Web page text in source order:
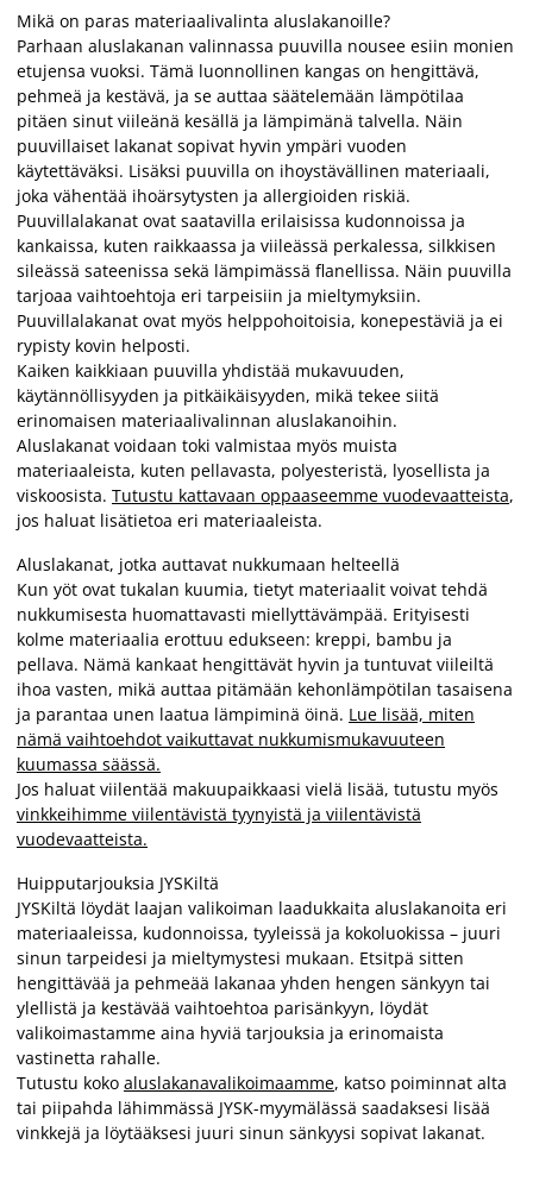
Mikä on paras materiaalivalinta aluslakanoille?
Parhaan aluslakanan valinnassa puuvilla nousee esiin monien
etujensa vuoksi. Tämä luonnollinen kangas on hengittävä,
pehmeä ja kestävä, ja se auttaa säätelemään lämpötilaa
pitäen sinut viileänä kesällä ja lämpimänä talvella. Näin
puuvillaiset lakanat sopivat hyvin ympäri vuoden
käytettäväksi. Lisäksi puuvilla on ihoystävällinen materiaali,
joka vähentää ihoärsytysten ja allergioiden riskiä.
Puuvillalakanat ovat saatavilla erilaisissa kudonnoissa ja
kankaissa, kuten raikkaassa ja viileässä perkalessa, silkkisen
sileässä sateenissa sekä lämpimässä flanellissa. Näin puuvilla
tarjoaa vaihtoehtoja eri tarpeisiin ja mieltymyksiin.
Puuvillalakanat ovat myös helppohoitoisia, konepestäviä ja ei
rypisty kovin helposti.
Kaiken kaikkiaan puuvilla yhdistää mukavuuden,
käytännöllisyyden ja pitkäikäisyyden, mikä tekee siitä
erinomaisen materiaalivalinnan aluslakanoihin.
Aluslakanat voidaan toki valmistaa myös muista
materiaaleista, kuten pellavasta, polyesteristä, lyosellista ja
viskoosista. Tutustu kattavaan oppaaseemme vuodevaatteista,
jos haluat lisätietoa eri materiaaleista.
Aluslakanat, jotka auttavat nukkumaan helteellä
Kun yöt ovat tukalan kuumia, tietyt materiaalit voivat tehdä
nukkumisesta huomattavasti miellyttävämpää. Erityisesti
kolme materiaalia erottuu edukseen: kreppi, bambu ja
pellava. Nämä kankaat hengittävät hyvin ja tuntuvat viileiltä
ihoa vasten, mikä auttaa pitämään kehonlämpötilan tasaisena
ja parantaa unen laatua lämpiminä öinä. Lue lisää, miten
nämä vaihtoehdot vaikuttavat nukkumismukavuuteen
kuumassa säässä.
Jos haluat viilentää makuupaikkaasi vielä lisää, tutustu myös
vinkkeihimme viilentävistä tyynyistä ja viilentävistä
vuodevaatteista.
Huipputarjouksia JYSKiltä
JYSKiltä löydät laajan valikoiman laadukkaita aluslakanoita eri
materiaaleissa, kudonnoissa, tyyleissä ja kokoluokissa – juuri
sinun tarpeidesi ja mieltymystesi mukaan. Etsitpä sitten
hengittävää ja pehmeää lakanaa yhden hengen sänkyyn tai
ylellistä ja kestävää vaihtoehtoa parisänkyyn, löydät
valikoimastamme aina hyviä tarjouksia ja erinomaista
vastinetta rahalle.
Tutustu koko aluslakanavalikoimaamme, katso poiminnat alta
tai piipahda lähimmässä JYSK-myymälässä saadaksesi lisää
vinkkejä ja löytääksesi juuri sinun sänkyysi sopivat lakanat.